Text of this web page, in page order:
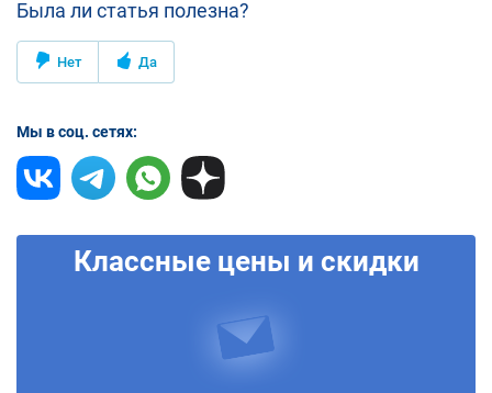
Была ли статья полезна?
Нет Да
Мы в соц. сетях:
Классные цены и скидки